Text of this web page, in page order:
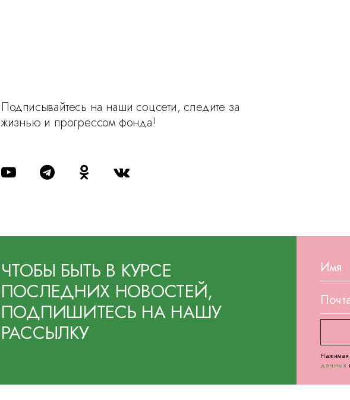
Подписывайтесь на наши соцсети, следите за
жизнью и прогрессом фонда!
ЧТОБЫ БЫТЬ В КУРСЕ
ПОСЛЕДНИХ НОВОСТЕЙ,
ПОДПИШИТЕСЬ НА НАШУ
РАССЫЛКУ
данных